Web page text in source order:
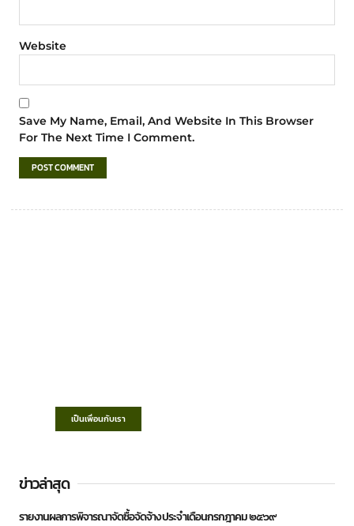
Website
Save My Name, Email, And Website In This Browser
For The Next Time I Comment.
เป็นเพื่อนกับเรา
ข่าวล่าสุด
รายงานผลการพิจารณาจัดซื้อจัดจ้าง ประจำเดือนกรกฎาคม ๒๕๖๙